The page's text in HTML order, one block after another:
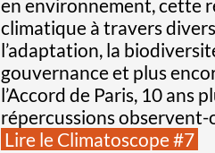
en environnement, cette
climatique à travers
l’adaptation, la
gouvernance et plus
l’Accord de Paris, 10 ans
répercussions observent-
Lire le Climatoscope #7